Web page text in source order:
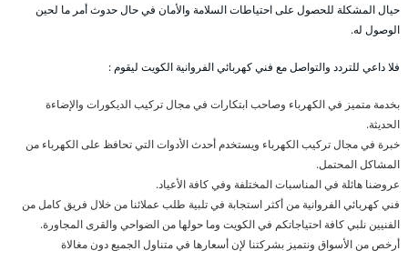
حيال المشكلة للحصول على احتياطات السلامة والأمان في حال حدوث أمر ما لحين
الوصول له.
فلا داعي للتردد والتواصل مع فني كهربائي الفروانية الكويت ليقوم :
بخدمة متميز في الكهرباء وصاحب ابتكارات في مجال تركيب الديكورات والإضاءة
الحديثة.
خبرة في مجال تركيب الكهرباء ويستخدم أحدث الأدوات التي تحافظ على الكهرباء من
المشاكل المحتمل.
عروضنا هائلة في المناسبات المختلفة وفي كافة الأعياد.
فني كهربائي الفروانية من أكثر استجابة في تلبية طلب عملائنا من خلال فريق كامل من
الفنيين نلبي كافة احتياجاتكم في الكويت وما حولها من الضواحي والقرى المجاورة.
أرخص من الأسواق ونتميز بشركتنا لإن أسعارها في متناول الجميع دون مغالاة